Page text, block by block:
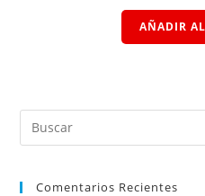
AÑADIR
Comentarios Recientes